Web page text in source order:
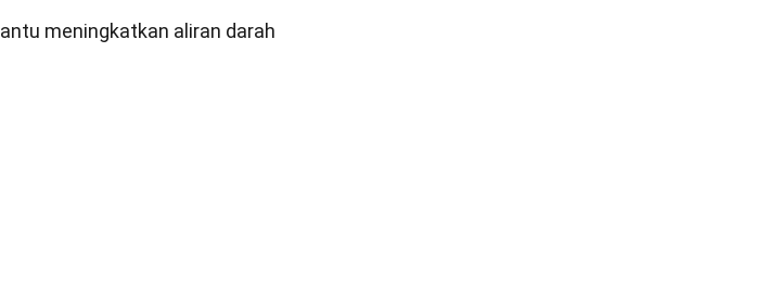
meningkatkan aliran darah